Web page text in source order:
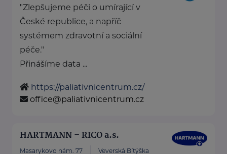
"Zlepšujeme péči o umírající v
České republice, a napříč
systémem zdravotní a sociální
péče."
Přinášíme data ...
https://paliativnicentrum.cz/
office@paliativnicentrum.cz
HARTMANN – RICO a.s.
Masarykovo nám. 77 Veverská Bítýška